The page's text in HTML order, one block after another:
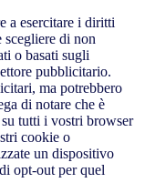
a esercitare i diritti
di non
o basati sugli
pubblicitario.
ma potrebbero
di notare che è
su tutti i vostri browser
cookie o
un dispositivo
opt-out per quel